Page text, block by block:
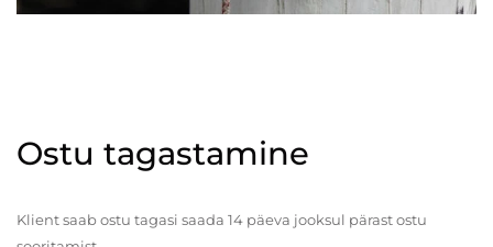
Ostu tagastamine
Klient saab ostu tagasi saada 14 päeva jooksul pärast ostu